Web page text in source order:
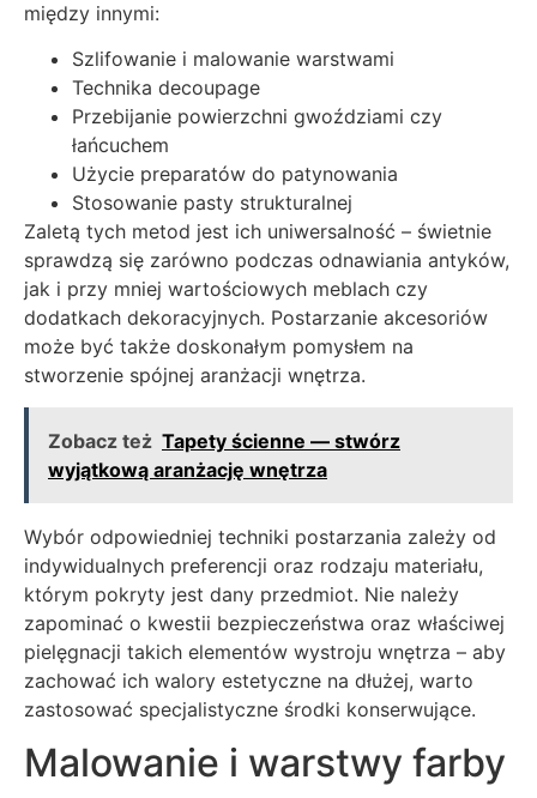
między innymi:
Szlifowanie i malowanie warstwami
Technika decoupage
Przebijanie powierzchni gwoździami czy
łańcuchem
Użycie preparatów do patynowania
Stosowanie pasty strukturalnej
Zaletą tych metod jest ich uniwersalność – świetnie
sprawdzą się zarówno podczas odnawiania antyków,
jak i przy mniej wartościowych meblach czy
dodatkach dekoracyjnych. Postarzanie akcesoriów
może być także doskonałym pomysłem na
stworzenie spójnej aranżacji wnętrza.
Zobacz też Tapety ścienne — stwórz
wyjątkową aranżację wnętrza
Wybór odpowiedniej techniki postarzania zależy od
indywidualnych preferencji oraz rodzaju materiału,
którym pokryty jest dany przedmiot. Nie należy
zapominać o kwestii bezpieczeństwa oraz właściwej
pielęgnacji takich elementów wystroju wnętrza – aby
zachować ich walory estetyczne na dłużej, warto
zastosować specjalistyczne środki konserwujące.
Malowanie i warstwy farby